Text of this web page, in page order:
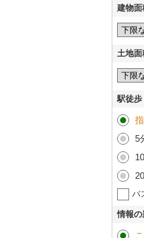
建物面
土地面
駅徒歩
5
バ
情報の